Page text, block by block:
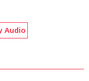
Audio